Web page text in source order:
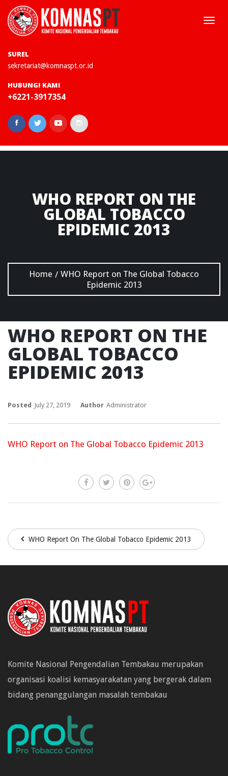
SUREL
sekretariat@komnaspt.or.id
HUBUNGI KAMI
+6221-3917354
WHO REPORT ON THE
GLOBAL TOBACCO
EPIDEMIC 2013
Home / WHO Report on The Global Tobacco
Epidemic 2013
WHO REPORT ON THE
GLOBAL TOBACCO
EPIDEMIC 2013
Posted July 27, 2019 Author Administrator
WHO Report on The Global Tobacco Epidemic 2013
WHO Report On The Global Tobacco Epidemic 2013
Komite Nasional Pengendalian Tembakau merupakan
organisasi koalisi kemasyarakatan yang bergerak dalam
bidang penanggulangan masalah tembakau